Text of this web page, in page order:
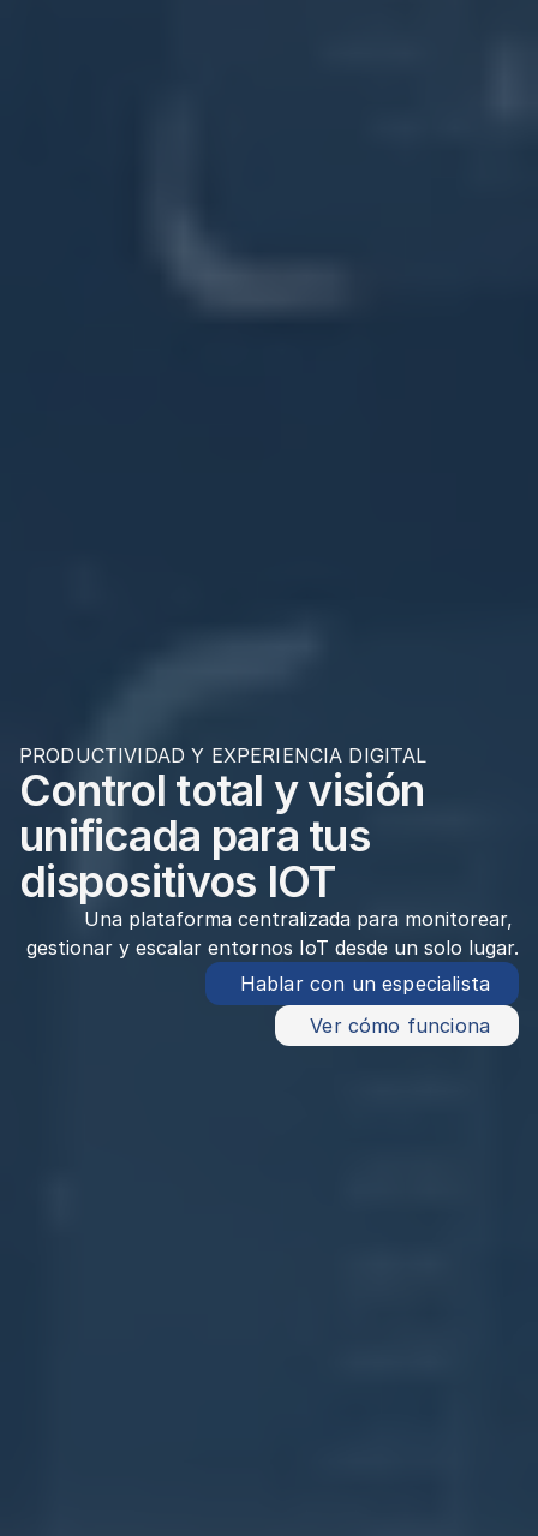
PRODUCTIVIDAD Y EXPERIENCIA DIGITAL
Control total y visión
unificada para tus
dispositivos IOT
Una plataforma centralizada para monitorear,
gestionar y escalar entornos IoT desde un solo lugar.
Hablar con un especialista
Ver cómo funciona